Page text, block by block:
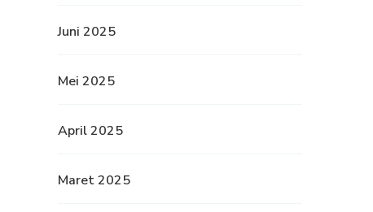
Juni 2025
Mei 2025
April 2025
Maret 2025